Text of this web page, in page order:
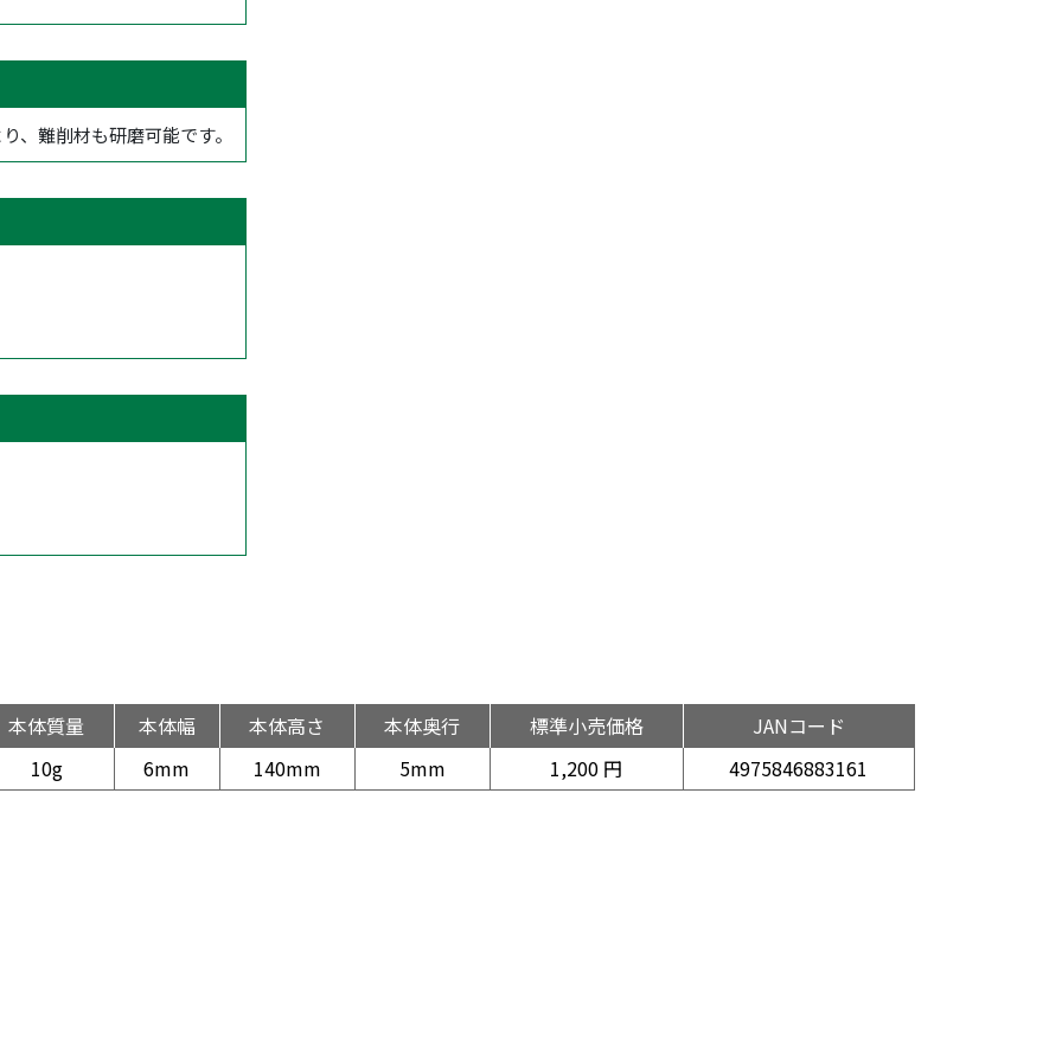
、難削材も研磨可能です。
本体質量 本体幅 本体高さ 本体奥行 標準小売価格
JANコード
10g
6mm 140mm 5mm 1,200 円 4975846883161